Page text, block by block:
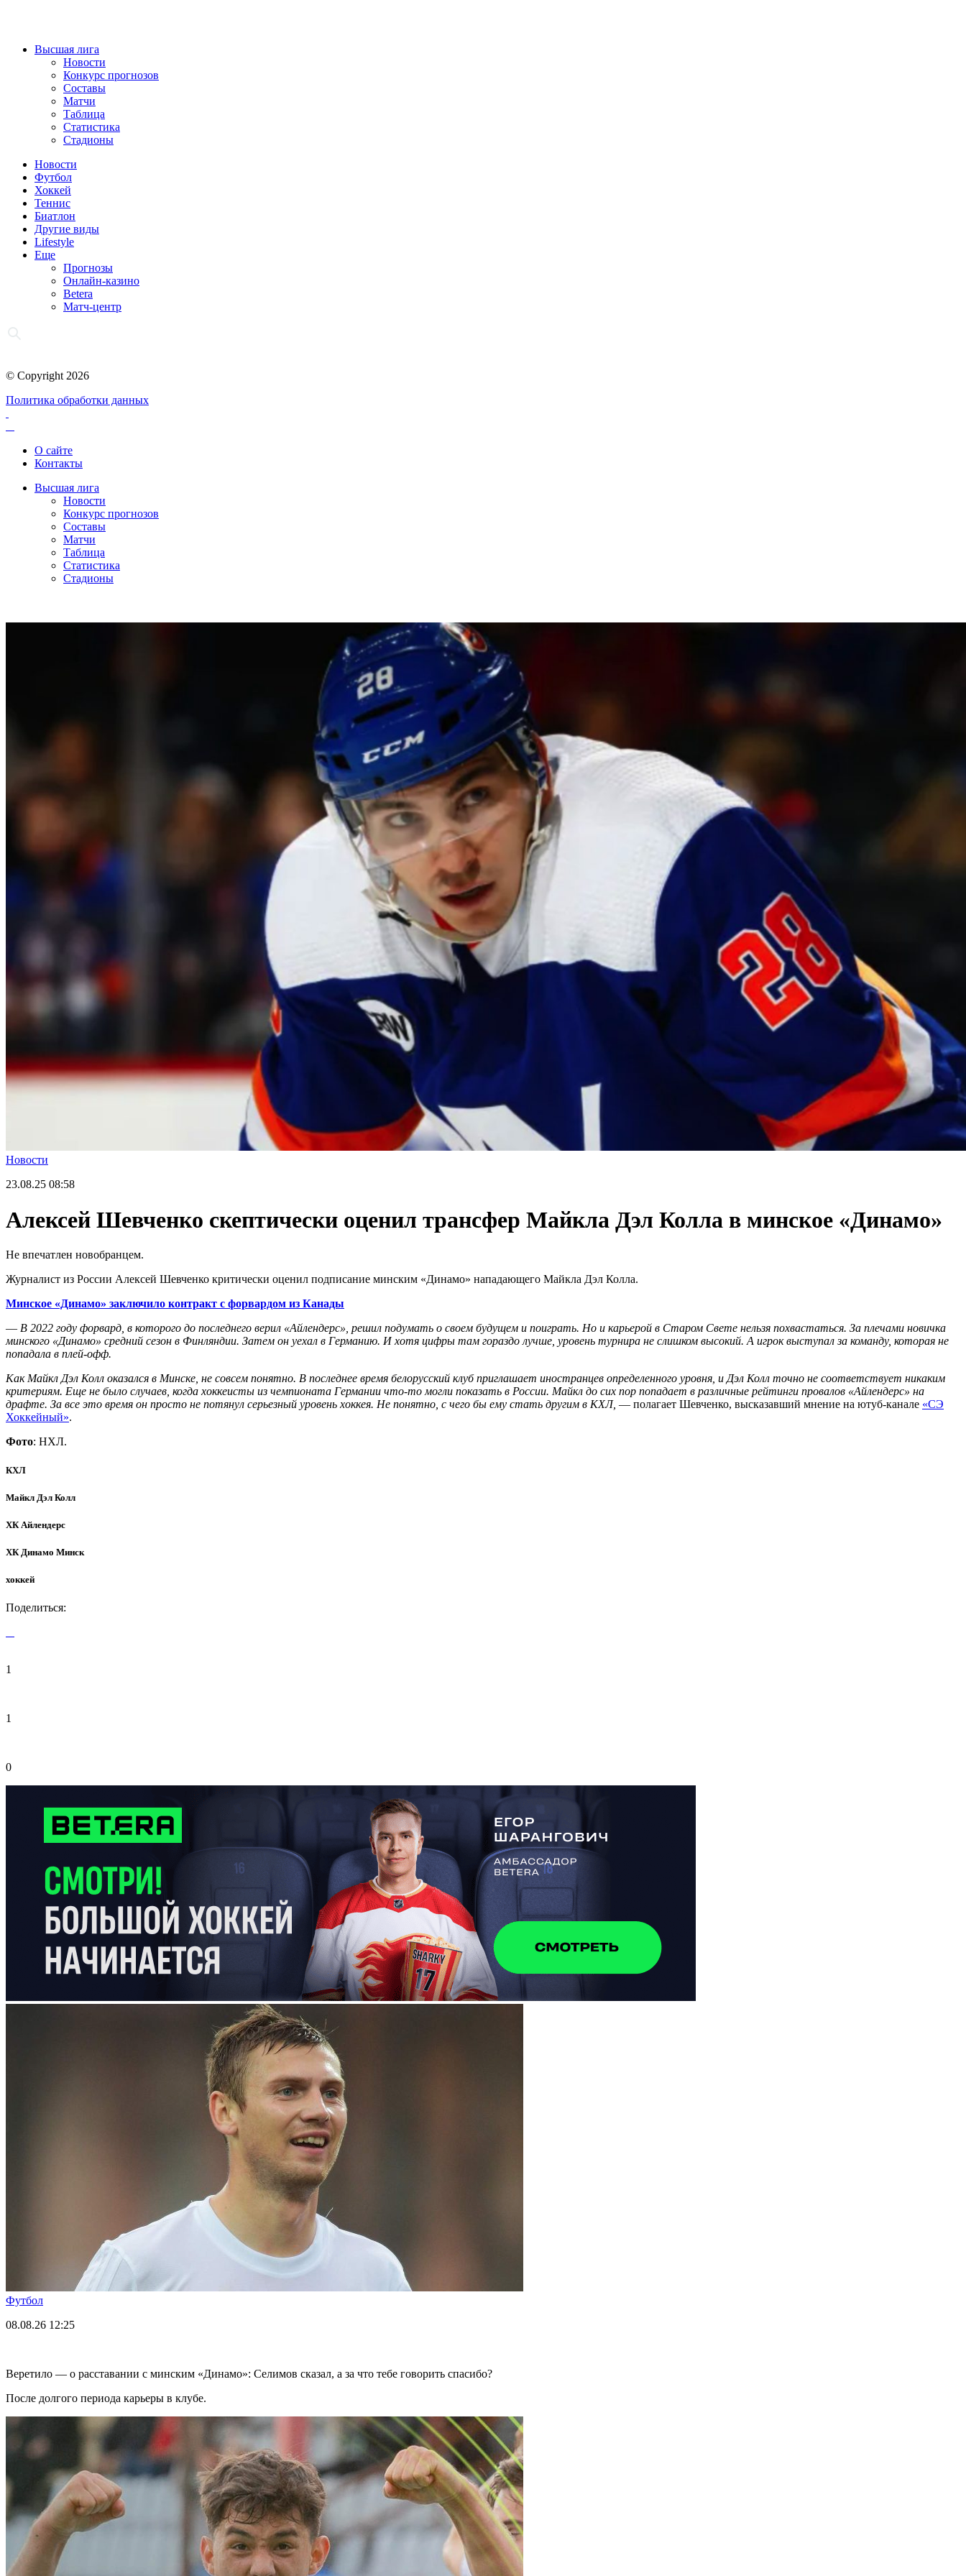
Высшая лига
Новости
Конкурс прогнозов
Составы
Матчи
Таблица
Статистика
Стадионы
Новости
Футбол
Хоккей
Теннис
Биатлон
Другие виды
Lifestyle
Еще
Прогнозы
Онлайн-казино
Betera
Матч-центр
© Copyright 2026
Политика обработки данных
О сайте
Контакты
Высшая лига
Новости
Конкурс прогнозов
Составы
Матчи
Таблица
Статистика
Стадионы
Новости
23.08.25 08:58
Алексей Шевченко скептически оценил трансфер Майкла Дэл Колла в минское «Динамо»
Не впечатлен новобранцем.
Журналист из России Алексей Шевченко критически оценил подписание минским «Динамо» нападающего Майкла Дэл Колла.
Минское «Динамо» заключило контракт с форвардом из Канады
— В 2022 году форвард, в которого до последнего верил «Айлендерс», решил подумать о своем будущем и поиграть. Но и карьерой в Старом Свете нельзя похвастаться. За плечами новичка
минского «Динамо» средний сезон в Финляндии. Затем он уехал в Германию. И хотя цифры там гораздо лучше, уровень турнира не слишком высокий. А игрок выступал за команду, которая не
попадала в плей-офф.
Как Майкл Дэл Колл оказался в Минске, не совсем понятно. В последнее время белорусский клуб приглашает иностранцев определенного уровня, и Дэл Колл точно не соответствует никаким
критериям. Еще не было случаев, когда хоккеисты из чемпионата Германии что-то могли показать в России. Майкл до сих пор попадает в различные рейтинги провалов «Айлендерс» на
драфте. За все это время он просто не потянул серьезный уровень хоккея. Не понятно, с чего бы ему стать другим в КХЛ, — полагает Шевченко, высказавший мнение на ютуб-канале «СЭ
Хоккейный».
Фото: НХЛ.
КХЛ
Майкл Дэл Колл
ХК Айлендерс
ХК Динамо Минск
хоккей
Поделиться:
1
1
0
Футбол
08.08.26 12:25
Веретило — о расставании с минским «Динамо»: Селимов сказал, а за что тебе говорить спасибо?
После долгого периода карьеры в клубе.